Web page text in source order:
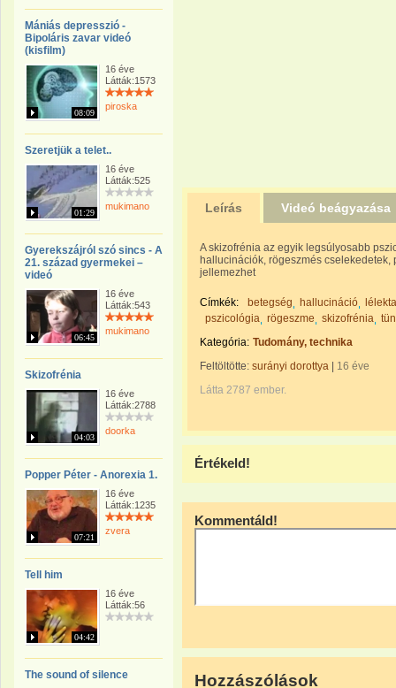
Mániás depresszió -
Bipoláris zavar videó
(kisfilm)
08:09
16 éve
Látták:1573
piroska
Szeretjük a telet..
01:29
16 éve
Látták:525
mukimano
Gyerekszájról szó sincs - A
21. század gyermekei –
videó
06:45
16 éve
Látták:543
mukimano
Skizofrénia
04:03
16 éve
Látták:2788
doorka
Popper Péter - Anorexia 1.
07:21
16 éve
Látták:1235
zvera
Tell him
04:42
16 éve
Látták:56
The sound of silence
Leírás Videó beágyazása
A skizofrénia az egyik legsúlyosabb
hallucinációk, rögeszmés
jellemezhet
Címkék: betegség hallucináció
pszicológia rögeszme skizofrénia
Kategória: Tudomány, technika
Feltöltötte: surányi dorottya
16 éve
Látta 2787 ember.
Értékeld!
Kommentáld!
Hozzászólások